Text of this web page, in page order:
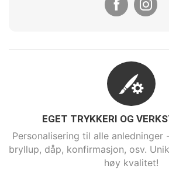
EGET TRYKKERI OG
Personalisering til alle
bryllup, dåp, konfirmasjon, osv.
høy kvalitet!